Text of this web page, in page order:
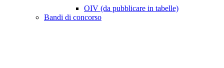
OIV (da pubblicare in tabelle)
Bandi di concorso